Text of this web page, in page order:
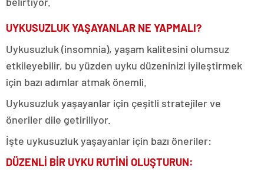
UYKUSUZLUK YAŞAYANLAR NE YAPMALI?
Uykusuzluk (insomnia), yaşam kalitesini olumsuz
etkileyebilir, bu yüzden uyku düzeninizi iyileştirmek
için bazı adımlar atmak önemli.
Uykusuzluk yaşayanlar için çeşitli stratejiler ve
öneriler dile getiriliyor.
İşte uykusuzluk yaşayanlar için bazı öneriler:
DÜZENLİ BİR UYKU RUTİNİ OLUŞTURUN: